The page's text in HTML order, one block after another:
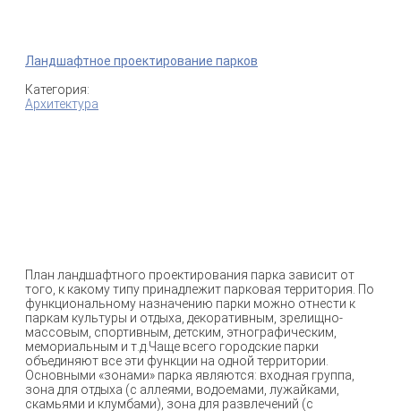
Ландшафтное проектирование парков
Категория:
Архитектура
План ландшафтного проектирования парка зависит от
того, к какому типу принадлежит парковая территория. По
функциональному назначению парки можно отнести к
паркам культуры и отдыха, декоративным, зрелищно-
массовым, спортивным, детским, этнографическим,
мемориальным и т.д.Чаще всего городские парки
объединяют все эти функции на одной территории.
Основными «зонами» парка являются: входная группа,
зона для отдыха (с аллеями, водоемами, лужайками,
скамьями и клумбами), зона для развлечений (с